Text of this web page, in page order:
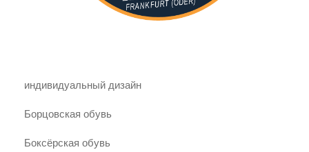
индивидуальный дизайн
Борцовская обувь
Боксёрская обувь